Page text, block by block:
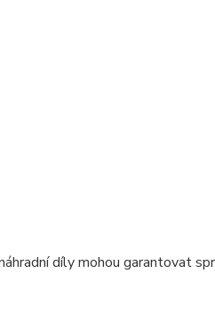
díly mohou garantovat